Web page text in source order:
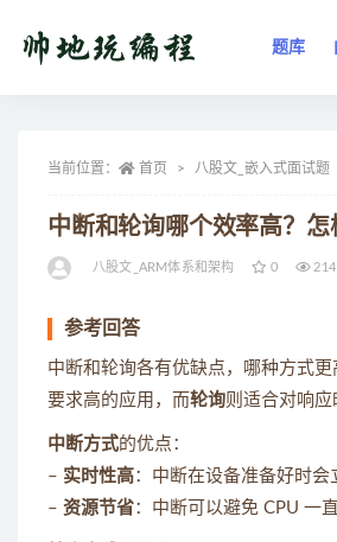
题库
当前位置： 首页 八股文_嵌入式面试题
中断和轮询哪个效率高？
八股文_ARM体系和架构 0 214
参考回答
中断和轮询各有优缺点，哪种方式
要求高的应用，而轮询则适合对响应
中断方式的优点：
– 实时性高：中断在设备准备好时会
– 资源节省：中断可以避免 CPU 一